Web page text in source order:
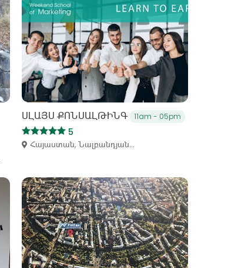
ՍԼԱՅՍ ՔՈՆՍԱԼԹԻՆԳ 11am - 05pm
5
Հայաստան, Նալբանդյան...